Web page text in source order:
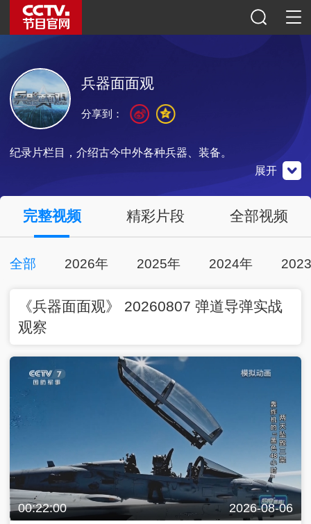
兵器面面观
纪录片栏目，介绍古今中外各种兵器、装备。
微博
扫一扫关注
央视影音
扫一扫下载
展开
分享到：
完整视频 精彩片段 全部视频
全部 2026年 2025年 2024年
《兵器面面观》 20260807 弹道导弹实战
观察
00:22:00 2026-08-06